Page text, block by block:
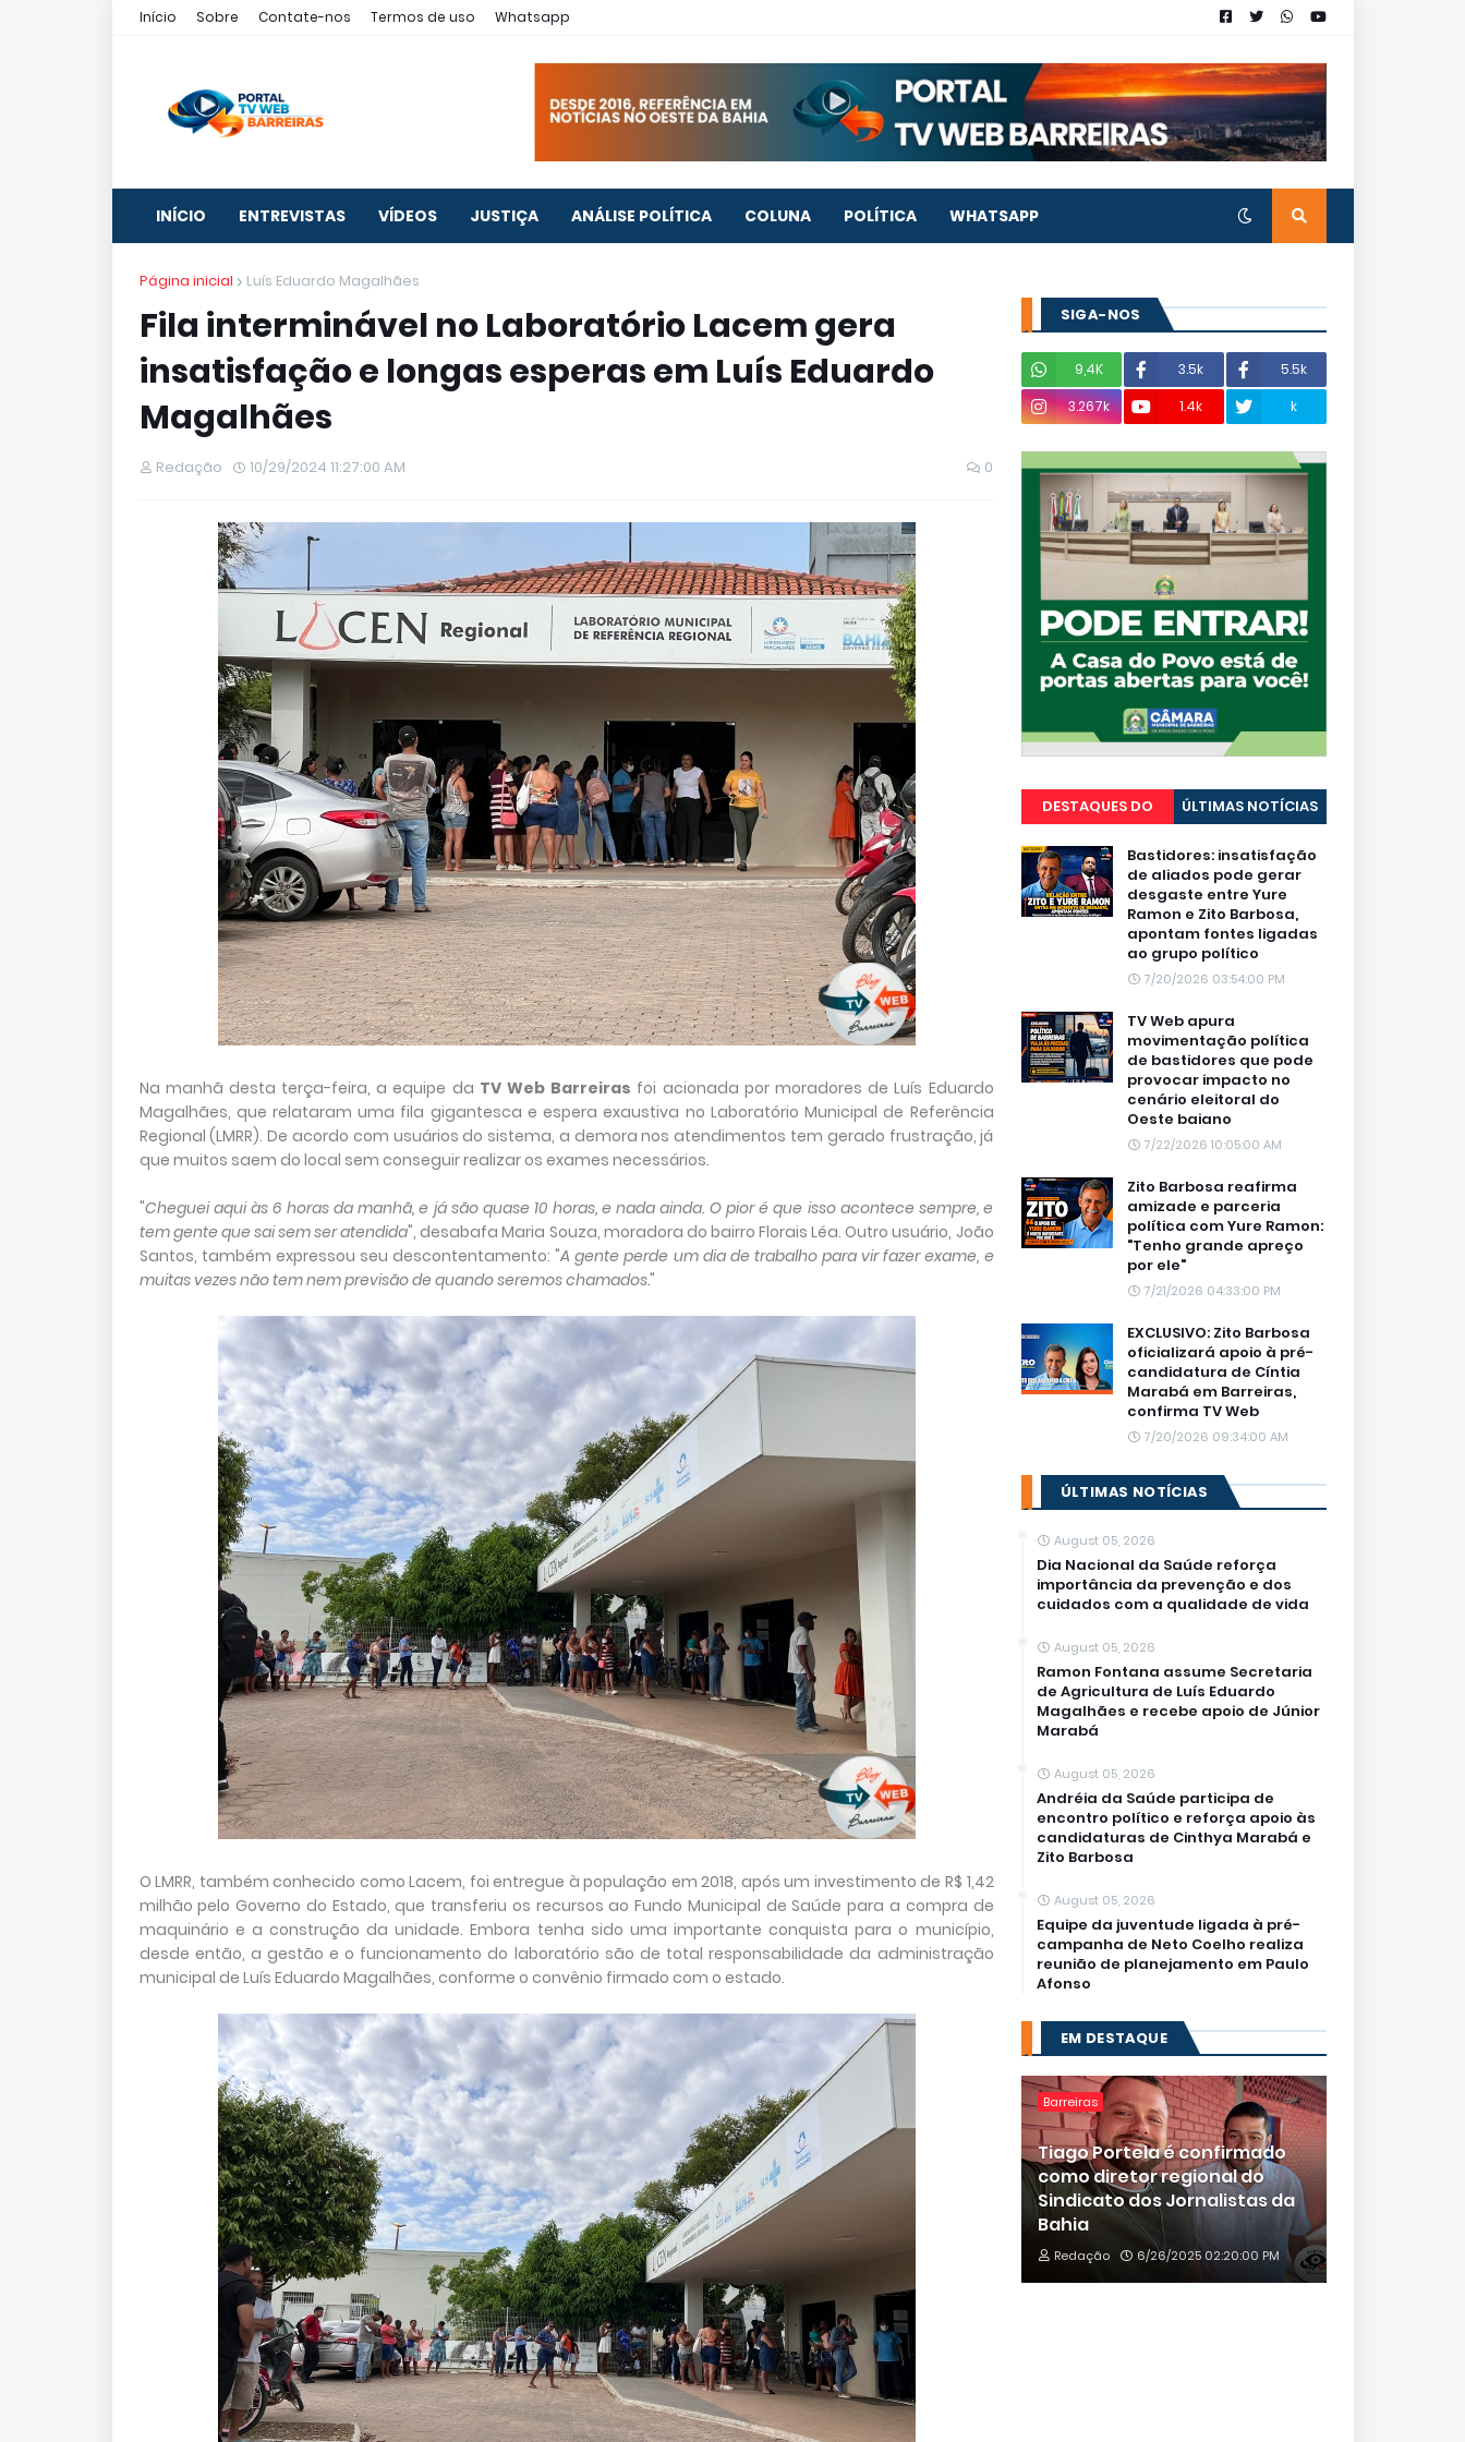
Início Sobre Contate-nos Termos de uso Whatsapp
INÍCIO ENTREVISTAS VÍDEOS JUSTIÇA ANÁLISE POLÍTICA COLUNA POLÍTICA WHATSAPP
Página inicial Luís Eduardo Magalhães
Fila interminável no Laboratório Lacem gera
insatisfação e longas esperas em Luís Eduardo
Magalhães
Redação 10/29/2024 11:27:00 AM 0
Na manhã desta terça-feira, a equipe da TV Web Barreiras foi acionada por moradores de Luís Eduardo
Magalhães, que relataram uma fila gigantesca e espera exaustiva no Laboratório Municipal de Referência
Regional (LMRR). De acordo com usuários do sistema, a demora nos atendimentos tem gerado frustração, já
que muitos saem do local sem conseguir realizar os exames necessários.
"Cheguei aqui às 6 horas da manhã, e já são quase 10 horas, e nada ainda. O pior é que isso acontece sempre, e
tem gente que sai sem ser atendida", desabafa Maria Souza, moradora do bairro Florais Léa. Outro usuário, João
Santos, também expressou seu descontentamento: "A gente perde um dia de trabalho para vir fazer exame, e
muitas vezes não tem nem previsão de quando seremos chamados."
O LMRR, também conhecido como Lacem, foi entregue à população em 2018, após um investimento de R$ 1,42
milhão pelo Governo do Estado, que transferiu os recursos ao Fundo Municipal de Saúde para a compra de
maquinário e a construção da unidade. Embora tenha sido uma importante conquista para o município,
desde então, a gestão e o funcionamento do laboratório são de total responsabilidade da administração
municipal de Luís Eduardo Magalhães, conforme o convênio firmado com o estado.
SIGA-NOS
9,4K 3.5k
5.5k
3.267k
1.4k k
DESTAQUES DO
PORTAL
ÚLTIMAS NOTÍCIAS
Bastidores: insatisfação
de aliados pode gerar
desgaste entre Yure
Ramon e Zito Barbosa,
apontam fontes ligadas
ao grupo político
7/20/2026 03:54:00 PM
TV Web apura
movimentação política
de bastidores que pode
provocar impacto no
cenário eleitoral do
Oeste baiano
7/22/2026 10:05:00 AM
Zito Barbosa reafirma
amizade e parceria
política com Yure Ramon:
"Tenho grande apreço
por ele"
7/21/2026 04:33:00 PM
EXCLUSIVO: Zito Barbosa
oficializará apoio à pré-
candidatura de Cíntia
Marabá em Barreiras,
confirma TV Web
7/20/2026 09:34:00 AM
ÚLTIMAS NOTÍCIAS
August 05, 2026
Dia Nacional da Saúde reforça
importância da prevenção e dos
cuidados com a qualidade de vida
August 05, 2026
Ramon Fontana assume Secretaria
de Agricultura de Luís Eduardo
Magalhães e recebe apoio de Júnior
Marabá
August 05, 2026
Andréia da Saúde participa de
encontro político e reforça apoio às
candidaturas de Cinthya Marabá e
Zito Barbosa
August 05, 2026
Equipe da juventude ligada à pré-
campanha de Neto Coelho realiza
reunião de planejamento em Paulo
Afonso
EM DESTAQUE
Barreiras
Tiago Portela é confirmado
como diretor regional do
Sindicato dos Jornalistas da
Bahia
Redação 6/26/2025 02:20:00 PM